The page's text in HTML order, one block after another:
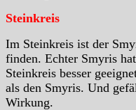
Steinkreis
Im Steinkreis ist der
finden. Echter Smyris
Steinkreis besser
als den Smyris. Und
Wirkung.